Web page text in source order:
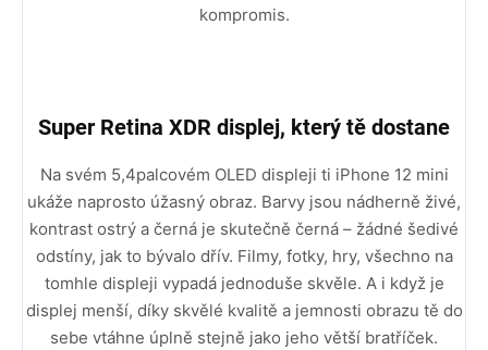
kompromis.
Super Retina XDR displej, který tě dostane
Na svém 5,4palcovém OLED displeji ti iPhone 12 mini
ukáže naprosto úžasný obraz. Barvy jsou nádherně živé,
kontrast ostrý a černá je skutečně černá – žádné šedivé
odstíny, jak to bývalo dřív. Filmy, fotky, hry, všechno na
tomhle displeji vypadá jednoduše skvěle. A i když je
displej menší, díky skvělé kvalitě a jemnosti obrazu tě do
sebe vtáhne úplně stejně jako jeho větší bratříček.